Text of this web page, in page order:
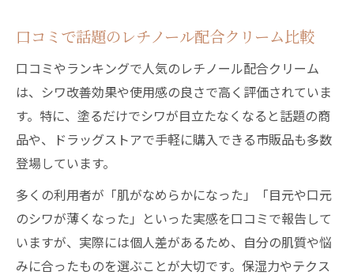
口コミで話題のレチノール配合クリーム比較
口コミやランキングで人気のレチノール配合クリーム
は、シワ改善効果や使用感の良さで高く評価されていま
す。特に、塗るだけでシワが目立たなくなると話題の商
品や、ドラッグストアで手軽に購入できる市販品も多数
登場しています。
多くの利用者が「肌がなめらかになった」「目元や口元
のシワが薄くなった」といった実感を口コミで報告して
いますが、実際には個人差があるため、自分の肌質や悩
みに合ったものを選ぶことが大切です。保湿力やテクス